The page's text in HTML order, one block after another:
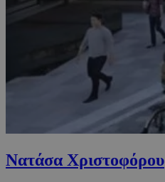
Νατάσα Χριστοφόρου